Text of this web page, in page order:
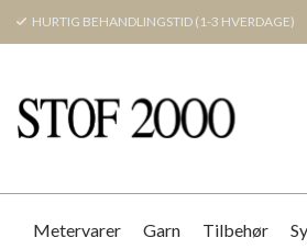
HURTIG BEHANDLINGSTID (1-3 HVERDAGE)
Metervarer Garn Tilbehør